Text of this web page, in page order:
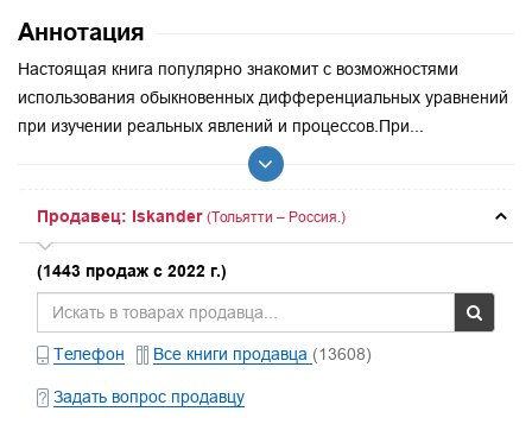
Аннотация
Настоящая книга популярно знакомит с возможностями
использования обыкновенных дифференциальных уравнений
при изучении реальных явлений и процессов.При...
Продавец: Iskander (Тольятти – Россия.)
(1443 продаж с 2022 г.)
Телефон Все книги продавца (13608)
Задать вопрос продавцу